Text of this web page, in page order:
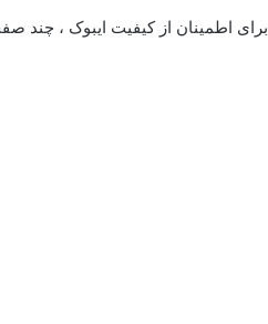
برای اطمینان از کیفیت ایبوک ، چند